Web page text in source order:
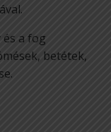
a fog
betétek,